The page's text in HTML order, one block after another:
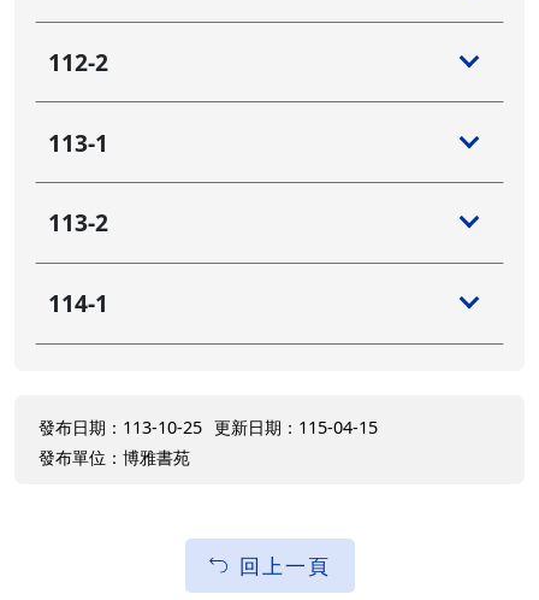
112-2
113-1
113-2
114-1
發布日期：113-10-25 更新日期：115-04-15
發布單位：博雅書苑
回上一頁